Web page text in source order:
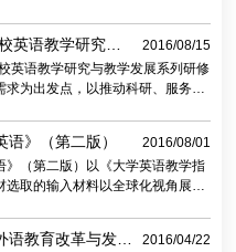
英语教学研究与
修班
2016/08/15
英语教学研究与教学发展系列研修
求为出发点，以推动科研、服务教
语》（第二版）
2016/08/01
》（第二版）以《大学英语教学指
选取的输入材料以全球化视角展现
语教育改革与发展
2016/04/22